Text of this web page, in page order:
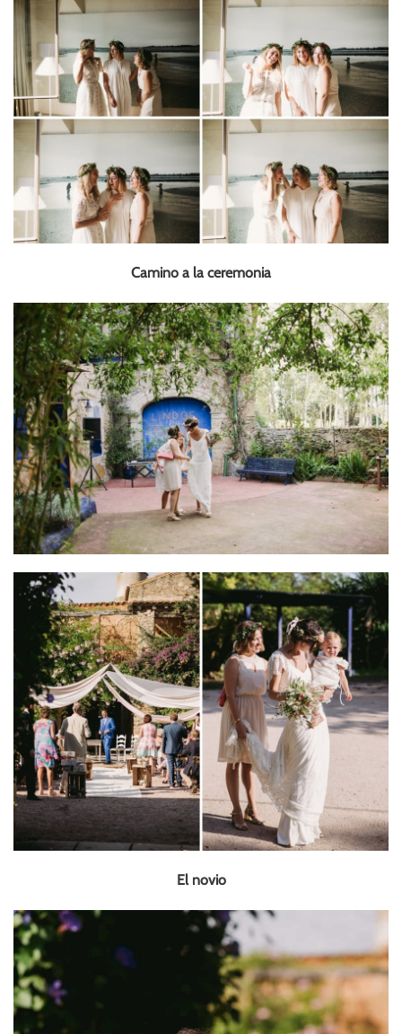
Camino a la ceremonia
El novio